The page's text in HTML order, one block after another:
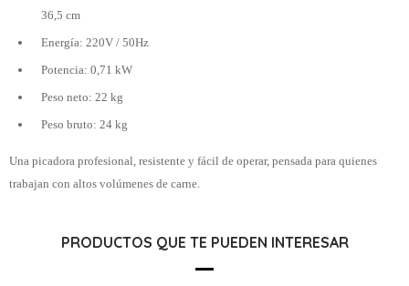
36,5 cm
Energía: 220V / 50Hz
Potencia: 0,71 kW
Peso neto: 22 kg
Peso bruto: 24 kg
Una picadora profesional, resistente y fácil de operar, pensada para quienes
trabajan con altos volúmenes de carne.
PRODUCTOS QUE TE PUEDEN INTERESAR